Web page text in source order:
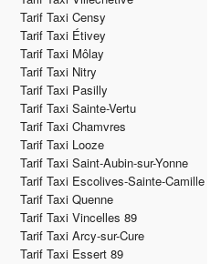
Tarif Taxi Censy
Tarif Taxi Étivey
Tarif Taxi Môlay
Tarif Taxi Nitry
Tarif Taxi Pasilly
Tarif Taxi Sainte-Vertu
Tarif Taxi Chamvres
Tarif Taxi Looze
Tarif Taxi Saint-Aubin-sur-Yonne
Tarif Taxi Escolives-Sainte-Camille
Tarif Taxi Quenne
Tarif Taxi Vincelles 89
Tarif Taxi Arcy-sur-Cure
Tarif Taxi Essert 89